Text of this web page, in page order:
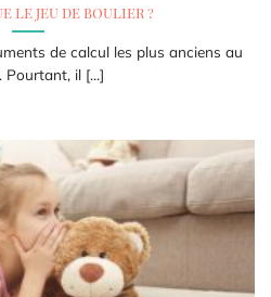
le jeu de boulier ?
de calcul les plus anciens au
Pourtant, il [...]